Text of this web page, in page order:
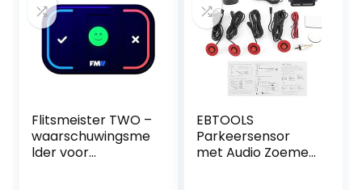
Flitsmeister TWO –
waarschuwingsme
lder voor
EBTOOLS
Parkeersensor
met Audio Zoemer